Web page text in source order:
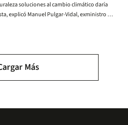
soluciones al cambio climático daría
explicó Manuel Pulgar-Vidal, exministro de
Más